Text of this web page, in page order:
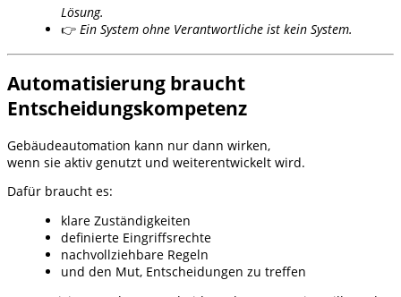
Lösung.
👉 Ein System ohne Verantwortliche ist kein System.
Automatisierung braucht
Entscheidungskompetenz
Gebäudeautomation kann nur dann wirken,
wenn sie aktiv genutzt und weiterentwickelt wird.
Dafür braucht es:
klare Zuständigkeiten
definierte Eingriffsrechte
nachvollziehbare Regeln
und den Mut, Entscheidungen zu treffen